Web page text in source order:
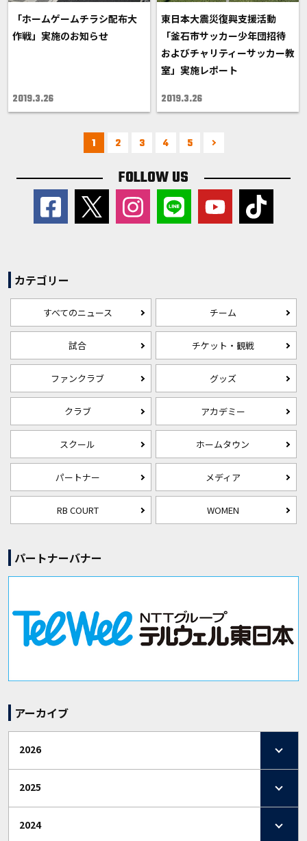
「ホームゲームチラシ配布大
作戦」実施のお知らせ
2019.3.26
東日本大震災復興支援活動
「釜石市サッカー少年団招待
およびチャリティーサッカー教
室」実施レポート
2019.3.26
1 2 3 4 5
FOLLOW US
カテゴリー
すべてのニュース チーム
試合 チケット・観戦
ファンクラブ グッズ
クラブ アカデミー
スクール ホームタウン
パートナー メディア
RB COURT WOMEN
パートナーバナー
アーカイブ
2026
2025
2024